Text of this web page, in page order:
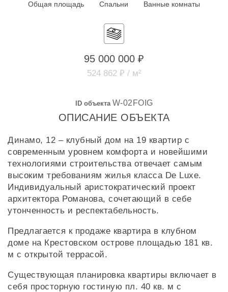
Общая площадь Спальни Ванные комнаты
95 000 000 ₽
524 862 ₽ / м²
ID объекта W-02FOIG
ОПИСАНИЕ ОБЪЕКТА
Динамо, 12 – клубный дом на 19 квартир с
современным уровнем комфорта и новейшими
технологиями строительства отвечает самым
высоким требованиям жилья класса De Luxe.
Индивидуальный аристократический проект
архитектора Романова, сочетающий в себе
утонченность и респектабельность.
Предлагается к продаже квартира в клубном
доме на Крестовском острове площадью 181 кв.
м c открытой террасой.
Существующая планировка квартиры включает в
себя просторную гостиную пл. 40 кв. м с